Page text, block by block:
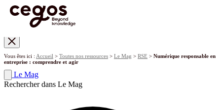
Vous êtes ici : Accueil > Toutes nos ressources > Le Mag > RSE > Numérique responsable en
entreprise : comprendre et agir
Le Mag
Rechercher dans Le Mag